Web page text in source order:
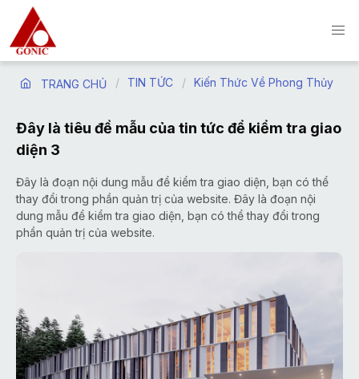
TRANG CHỦ TIN TỨC Kiến Thức Về Phong Thủy
Đây là tiêu đề mẫu của tin tức để kiểm tra giao
diện 3
Đây là đoạn nội dung mẫu để kiểm tra giao diện, bạn có thể
thay đổi trong phần quản trị của website. Đây là đoạn nội
dung mẫu để kiểm tra giao diện, bạn có thể thay đổi trong
phần quản trị của website.